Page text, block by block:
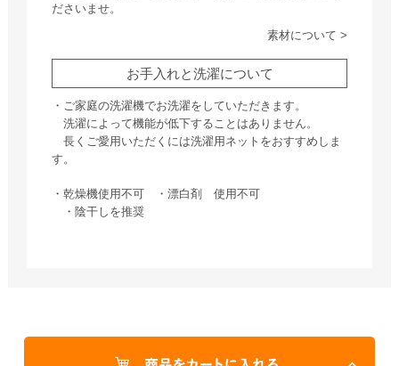
ださいませ。
素材について >
お手入れと洗濯について
・ご家庭の洗濯機でお洗濯をしていただきます。
洗濯によって機能が低下することはありません。
長くご愛用いただくには洗濯用ネットをおすすめしま
す。
・乾燥機使用不可 ・漂白剤 使用不可
・陰干しを推奨